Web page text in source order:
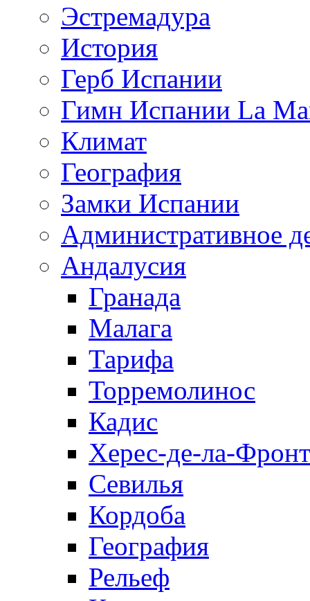
Эстремадура
История
Герб Испании
Гимн Испании La
Климат
География
Замки Испании
Административное
Андалусия
Гранада
Малага
Тарифа
Торремолинос
Кадис
Херес-де-ла-
Севилья
Кордоба
География
Рельеф